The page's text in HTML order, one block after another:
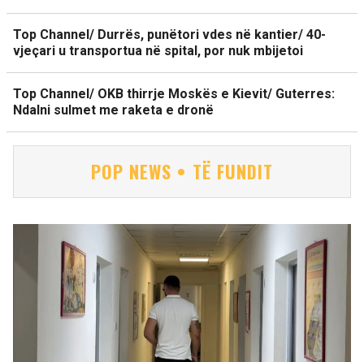
Top Channel/ Durrës, punëtori vdes në kantier/ 40-
vjeçari u transportua në spital, por nuk mbijetoi
Top Channel/ OKB thirrje Moskës e Kievit/ Guterres:
Ndalni sulmet me raketa e dronë
POP NEWS • TË FUNDIT